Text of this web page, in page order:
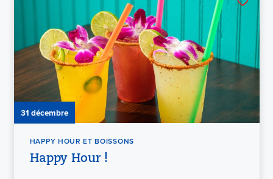
31 décembre
HAPPY HOUR ET BOISSONS
Happy Hour !